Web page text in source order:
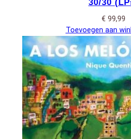
30/30
€ 99,99
Toevoegen aan